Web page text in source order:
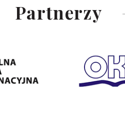
Partnerzy